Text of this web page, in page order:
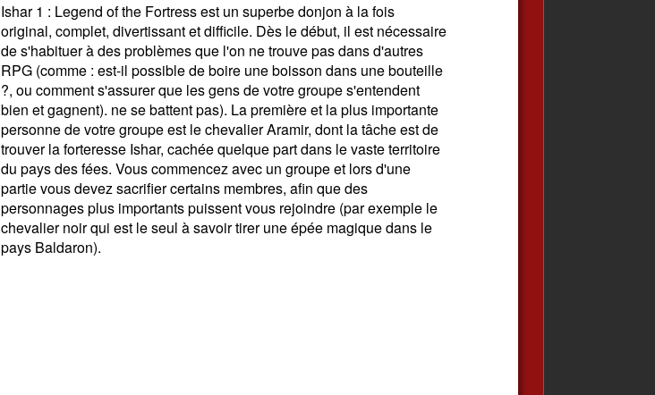
Ishar 1 : Legend of the Fortress est un superbe donjon à la fois
original, complet, divertissant et difficile. Dès le début, il est nécessaire
de s'habituer à des problèmes que l'on ne trouve pas dans d'autres
RPG (comme : est-il possible de boire une boisson dans une bouteille
?, ou comment s'assurer que les gens de votre groupe s'entendent
bien et gagnent). ne se battent pas). La première et la plus importante
personne de votre groupe est le chevalier Aramir, dont la tâche est de
trouver la forteresse Ishar, cachée quelque part dans le vaste territoire
du pays des fées. Vous commencez avec un groupe et lors d'une
partie vous devez sacrifier certains membres, afin que des
personnages plus importants puissent vous rejoindre (par exemple le
chevalier noir qui est le seul à savoir tirer une épée magique dans le
pays Baldaron).